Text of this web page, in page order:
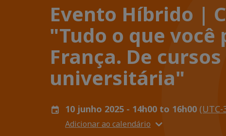
Evento Híbrido |
"Tudo o que
França. De
universitária"
10 junho 2025 - 14h00 to 16h00 (UTC-
Adicionar ao calendário